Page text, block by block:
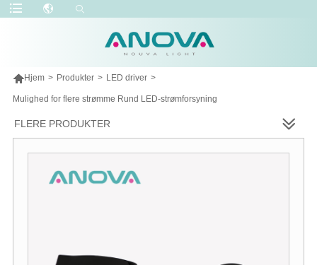
Hjem > Produkter > LED driver >
Mulighed for flere strømme Rund LED-strømforsyning
FLERE PRODUKTER